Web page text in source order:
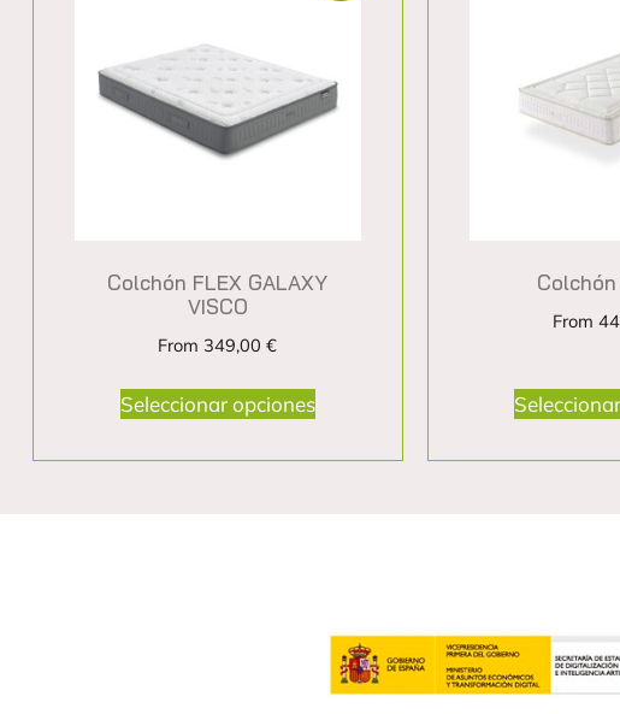
Colchón FLEX GALAXY
VISCO
From 349,00€
Seleccionar opciones
From